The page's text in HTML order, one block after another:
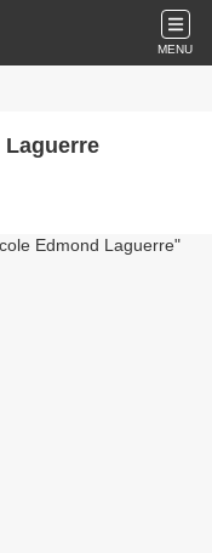
MENU
Laguerre